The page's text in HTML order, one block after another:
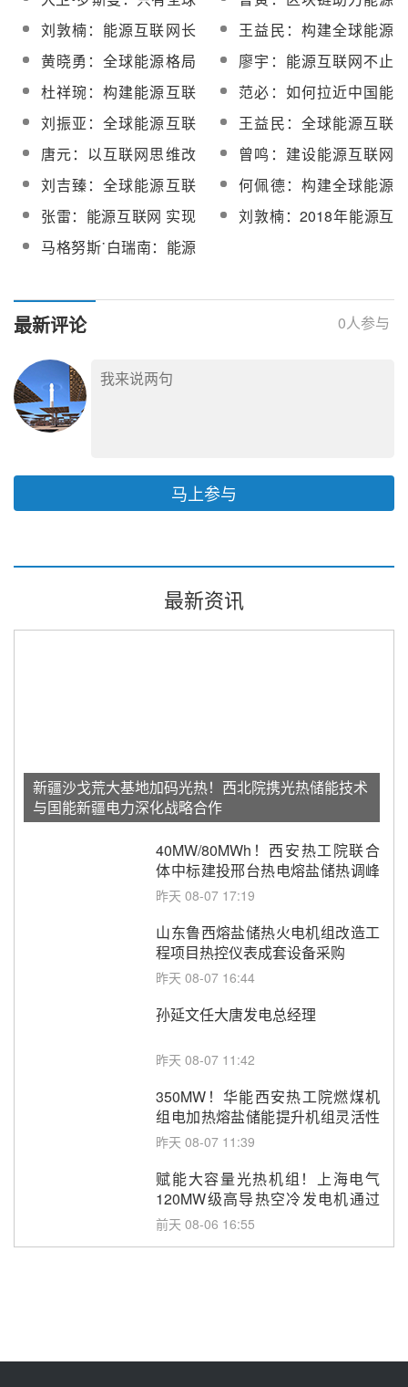
续能源
能源互联网才能解决人
类能源问题
互联网加速落地
刘敦楠：能源互联网长
期发展中的八个关键问
题
王益民：构建全球能源
互联网意义重大
黄晓勇：全球能源格局
正在发生深刻的变化
廖宇：能源互联网不止
是能源+互联网
杜祥琬：构建能源互联
网需三化两结合
范必：如何拉近中国能
源与互联网世界的距
离？
刘振亚：全球能源互联
网已实现关键领域突破
王益民：全球能源互联
网是一带一路建设的最
好载体
唐元：以互联网思维改
造传统电力系统
曾鸣：建设能源互联网
的四个主要路径
刘吉臻：全球能源互联
网建设已开启实战模式
何佩德：构建全球能源
互联网意义非同凡响
张雷：能源互联网 实现
绿托邦
刘敦楠：2018年能源互
马格努斯˙白瑞南：能源
最新评论 0人参与
马上参与
最新资讯
新疆沙戈荒大基地加码光热！西北院携光热储能技术
与国能新疆电力深化战略合作
40MW/80MWh！西安热工院联合
体中标建投邢台热电熔盐储热调峰
调频改造EPC项目
昨天 08-07 17:19
山东鲁西熔盐储热火电机组改造工
程项目热控仪表成套设备采购
昨天 08-07 16:44
孙延文任大唐发电总经理
昨天 08-07 11:42
350MW！华能西安热工院燃煤机
组电加热熔盐储能提升机组灵活性
改造项目初步设计第三方评审服务
昨天 08-07 11:39
赋能大容量光热机组！上海电气
120MW级高导热空冷发电机通过
型式试验
前天 08-06 16:55
100MW光工程性能试验采购